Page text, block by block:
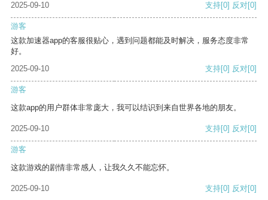
2025-09-10 支持[0] 反对[0]
游客
这款加速器app的客服很贴心，遇到问题都能及时解决，服务态度非常
好。
2025-09-10
支持[0] 反对[0]
游客
这款app的用户群体非常庞大，我可以结识到来自世界各地的朋友。
2025-09-10 支持[0] 反对[0]
游客
这款游戏的剧情非常感人，让我久久不能忘怀。
2025-09-10 支持[0] 反对[0]